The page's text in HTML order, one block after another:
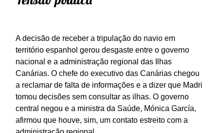
A decisão de receber a tripulação do navio em
território espanhol gerou desgaste entre o governo
nacional e a administração regional das Ilhas
Canárias. O chefe do executivo das Canárias chegou
a reclamar de falta de informações e a dizer que Madri
tomou decisões sem consultar as ilhas. O governo
central negou e a ministra da Saúde, Mónica García,
afirmou que houve, sim, um contato estreito com a